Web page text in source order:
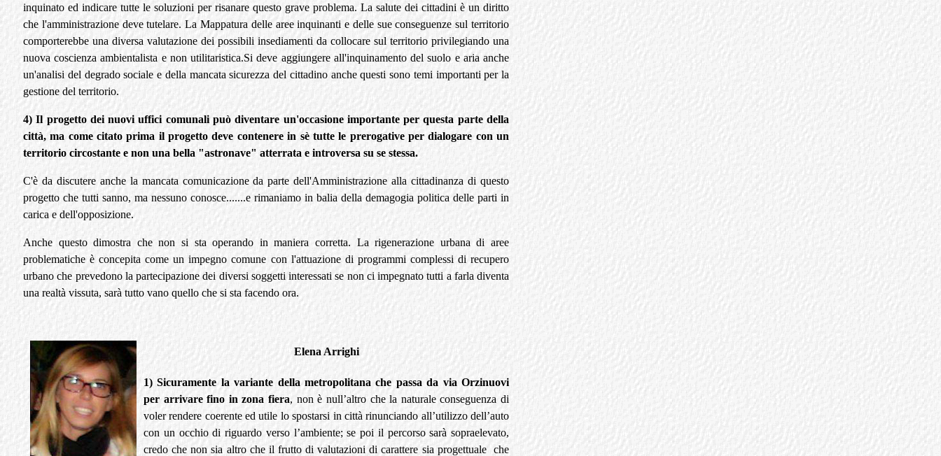
inquinato ed indicare tutte le soluzioni per risanare questo grave problema. La salute dei cittadini è un diritto
che l'amministrazione deve tutelare. La Mappatura delle aree inquinanti e delle sue conseguenze sul territorio
comporterebbe una diversa valutazione dei possibili insediamenti da collocare sul territorio privilegiando una
nuova coscienza ambientalista e non utilitaristica.Si deve aggiungere all'inquinamento del suolo e aria anche
un'analisi del degrado sociale e della mancata sicurezza del cittadino anche questi sono temi importanti per la
gestione del territorio.
4) Il progetto dei nuovi uffici comunali può diventare un'occasione importante per questa parte della
città, ma come citato prima il progetto deve contenere in sè tutte le prerogative per dialogare con un
territorio circostante e non una bella "astronave" atterrata e introversa su se stessa.
C'è da discutere anche la mancata comunicazione da parte dell'Amministrazione alla cittadinanza di questo
progetto che tutti sanno, ma nessuno conosce.......e rimaniamo in balia della demagogia politica delle parti in
carica e dell'opposizione.
Anche questo dimostra che non si sta operando in maniera corretta. La rigenerazione urbana di aree
problematiche è concepita come un impegno comune con l'attuazione di programmi complessi di recupero
urbano che prevedono la partecipazione dei diversi soggetti interessati se non ci impegnato tutti a farla diventa
una realtà vissuta, sarà tutto vano quello che si sta facendo ora.
Elena Arrighi
1) Sicuramente la variante della metropolitana che passa da via Orzinuovi
per arrivare fino in zona fiera, non è null’altro che la naturale conseguenza di
voler rendere coerente ed utile lo spostarsi in città rinunciando all’utilizzo dell’auto
con un occhio di riguardo verso l’ambiente; se poi il percorso sarà sopraelevato,
credo che non sia altro che il frutto di valutazioni di carattere sia progettuale che